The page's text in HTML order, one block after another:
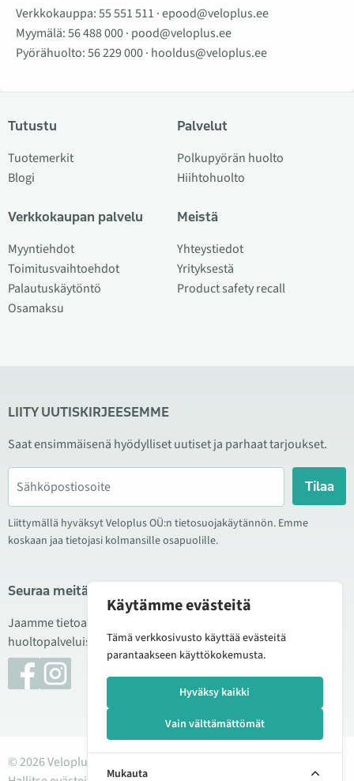
Verkkokauppa:55 551 511 ·epood@veloplus.ee
Myymälä:56 488 000· pood@veloplus.ee
Pyörähuolto:56 229 000· hooldus@veloplus.ee
Tutustu
Tuotemerkit
Blogi
Verkkokaupan palvelu
Myyntiehdot
Toimitusvaihtoehdot
Palautuskäytöntö
Osamaksu
Palvelut
Polkupyörän huolto
Hiihtohuolto
Meistä
Yhteystiedot
Yrityksestä
Product safety recall
LIITY UUTISKIRJEESEMME
Saat ensimmäisenä hyödylliset uutiset ja parhaat tarjoukset.
Tilaa
Liittymällä hyväksyt Veloplus OÜ:n tietosuojakäytännön. Emme
koskaan jaa tietojasi kolmansille osapuolille.
Seuraa meitä sosiaalisessa mediassa
Jaamme tietoa hyvistä tarjouksista, uusista tuotteista ja
huoltopalveluista. Joskus julkaisemme myös tuote-esittelyjä.
© 2026 Veloplus OÜ. Kaikki oikeudet pidätetään
Käytämme evästeitä
Tämä verkkosivusto käyttää evästeitä
parantaakseen käyttökokemusta.
Hyväksy kaikki
Vain välttämättömät
Mukauta